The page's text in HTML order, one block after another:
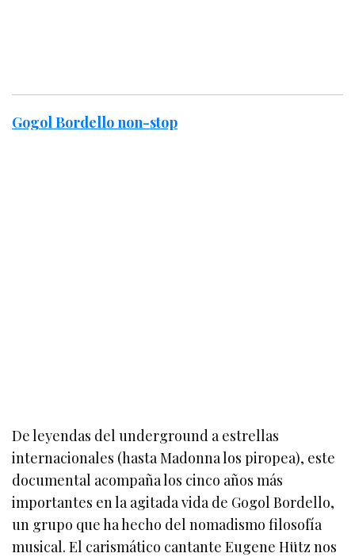
Gogol Bordello non-stop
De leyendas del underground a estrellas
internacionales (hasta Madonna los piropea), este
documental acompaña los cinco años más
importantes en la agitada vida de Gogol Bordello,
un grupo que ha hecho del nomadismo filosofía
musical. El carismático cantante Eugene Hütz nos